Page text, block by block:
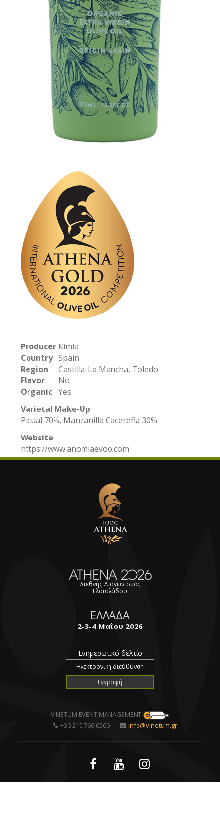
Producer Kimia
Country Spain
Region
Castilla-La Mancha, Toledo
Flavor
No
Organic Yes
Varietal Make-Up
Picual 70%, Manzanilla Cacereña 30%
Website
https://www.anomiaevoo.com
Διεθνής Διαγωνισμός
Ελαιολάδου
ΕΛΛΑΔΑ
2-3-4 Μαΐου 2026
Ενημερωτικό δελτίο
VINETUM EVENT MANAGEMENT
+30 210 766 0560
info@vinetum.gr